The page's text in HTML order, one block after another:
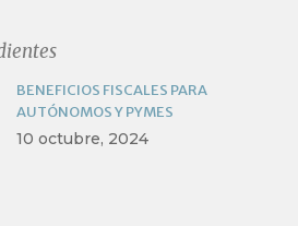
BENEFICIOS FISCALES PARA
AUTÓNOMOS Y PYMES
10 octubre, 2024